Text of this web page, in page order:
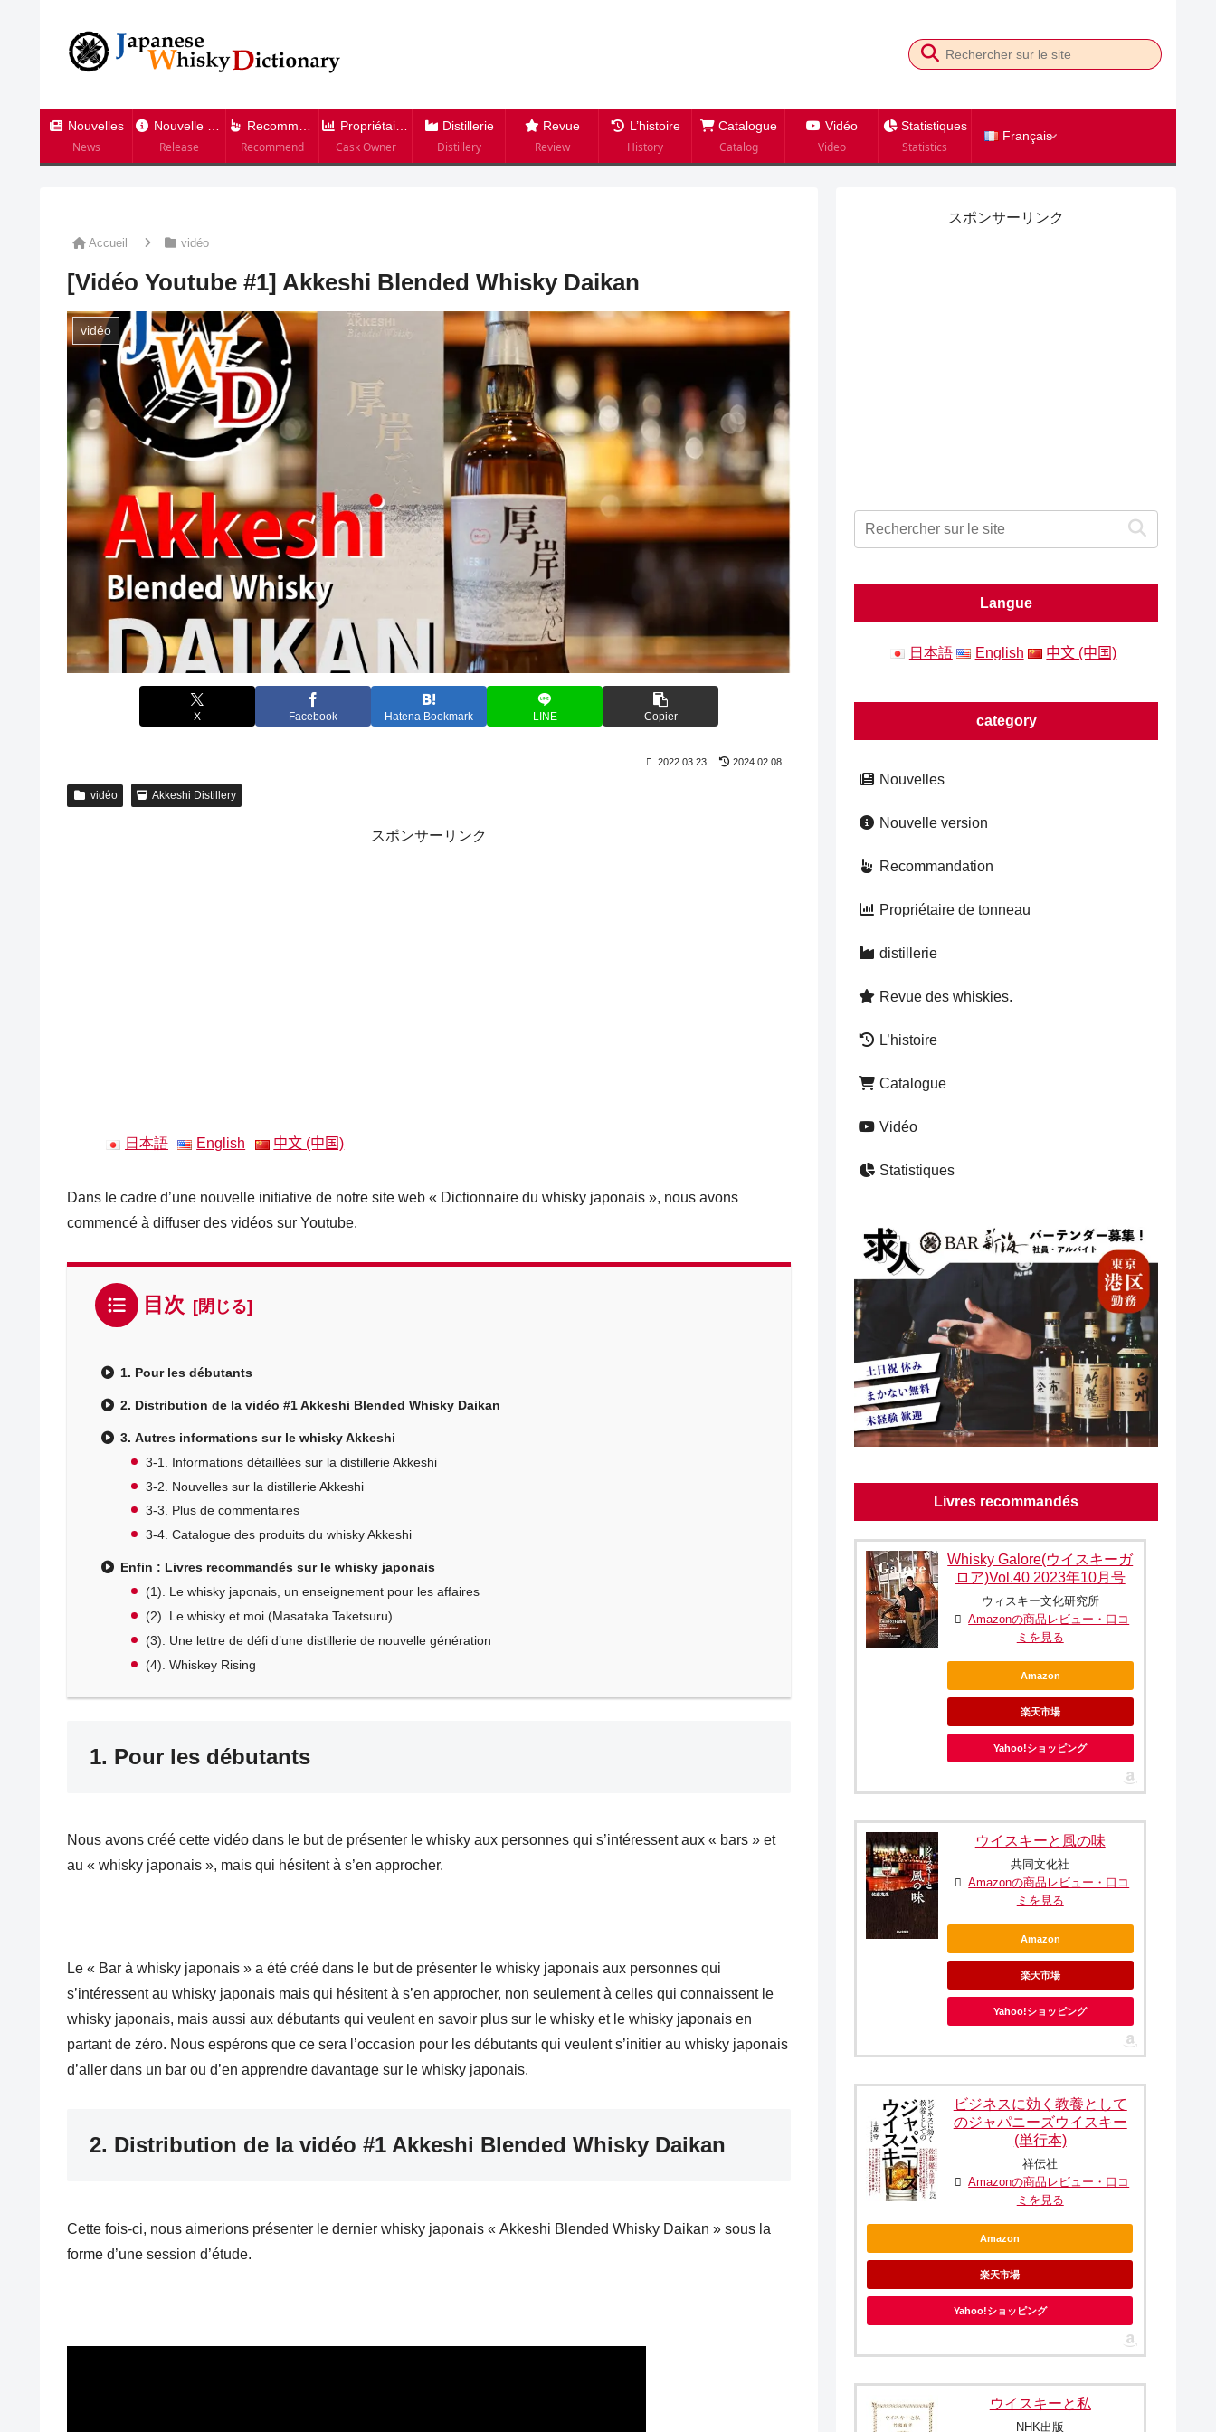
Nouvelles
News
Nouvelle version
Release
Recommandation
Recommend
Propriétaire de tonneau
Cask Owner
Distillerie
Distillery
Revue
Review
L’histoire
History
Catalogue
Catalog
Vidéo
Video
Statistiques
Statistics
Français
Accueil vidéo
[Vidéo Youtube #1] Akkeshi Blended Whisky Daikan
vidéo
X Facebook Hatena Bookmark LINE Copier
2022.03.23 2024.02.08
vidéo Akkeshi Distillery
スポンサーリンク
日本語 English 中文 (中国)
Dans le cadre d’une nouvelle initiative de notre site web « Dictionnaire du whisky japonais », nous avons
commencé à diffuser des vidéos sur Youtube.
目次
1. Pour les débutants
2. Distribution de la vidéo #1 Akkeshi Blended Whisky Daikan
3. Autres informations sur le whisky Akkeshi
3-1. Informations détaillées sur la distillerie Akkeshi
3-2. Nouvelles sur la distillerie Akkeshi
3-3. Plus de commentaires
3-4. Catalogue des produits du whisky Akkeshi
Enfin : Livres recommandés sur le whisky japonais
(1). Le whisky japonais, un enseignement pour les affaires
(2). Le whisky et moi (Masataka Taketsuru)
(3). Une lettre de défi d’une distillerie de nouvelle génération
(4). Whiskey Rising
1. Pour les débutants
Nous avons créé cette vidéo dans le but de présenter le whisky aux personnes qui s’intéressent aux « bars » et
au « whisky japonais », mais qui hésitent à s’en approcher.
Le « Bar à whisky japonais » a été créé dans le but de présenter le whisky japonais aux personnes qui
s’intéressent au whisky japonais mais qui hésitent à s’en approcher, non seulement à celles qui connaissent le
whisky japonais, mais aussi aux débutants qui veulent en savoir plus sur le whisky et le whisky japonais en
partant de zéro. Nous espérons que ce sera l’occasion pour les débutants qui veulent s’initier au whisky japonais
d’aller dans un bar ou d’en apprendre davantage sur le whisky japonais.
2. Distribution de la vidéo #1 Akkeshi Blended Whisky Daikan
Cette fois-ci, nous aimerions présenter le dernier whisky japonais « Akkeshi Blended Whisky Daikan » sous la
forme d’une session d’étude.
スポンサーリンク
Langue
日本語 English 中文 (中国)
category
Nouvelles
Nouvelle version
Recommandation
Propriétaire de tonneau
distillerie
Revue des whiskies.
L’histoire
Catalogue
Vidéo
Statistiques
Livres recommandés
Whisky Galore(ウイスキーガ
ロア)Vol.40 2023年10月号
ウィスキー文化研究所
Amazonの商品レビュー・口コ
ミを見る
Amazon
楽天市場
Yahoo!ショッピング
ウイスキーと風の味
共同文化社
Amazonの商品レビュー・口コ
ミを見る
Amazon
楽天市場
Yahoo!ショッピング
ビジネスに効く教養として
のジャパニーズウイスキー
(単行本)
祥伝社
Amazonの商品レビュー・口コ
ミを見る
Amazon
楽天市場
Yahoo!ショッピング
ウイスキーと私
NHK出版